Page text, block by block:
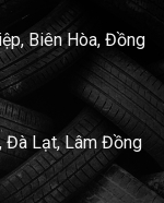
Biên Hòa, Đồng
Đà Lạt, Lâm Đồng